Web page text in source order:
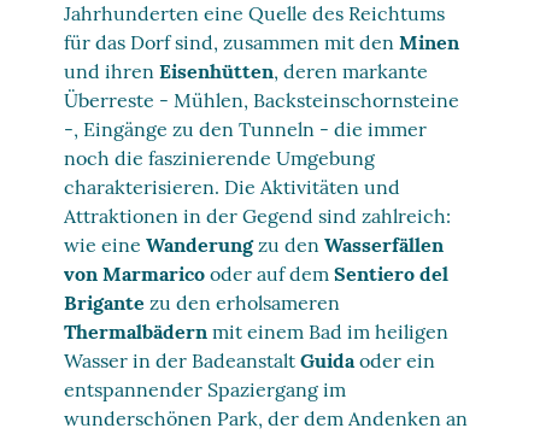
Jahrhunderten eine Quelle des Reichtums
für das Dorf sind, zusammen mit denMinen
und ihrenEisenhütten, deren markante
Überreste - Mühlen, Backsteinschornsteine
-, Eingänge zu den Tunneln - die immer
noch die faszinierende Umgebung
charakterisieren. Die Aktivitäten und
Attraktionen in der Gegend sind zahlreich:
wie eineWanderungzu denWasserfällen
von Marmarico oder auf demSentiero del
Brigante zu den erholsameren
Thermalbädernmit einem Bad im heiligen
Wasser in der BadeanstaltGuidaoder ein
entspannender Spaziergang im
wunderschönen Park, der dem Andenken an